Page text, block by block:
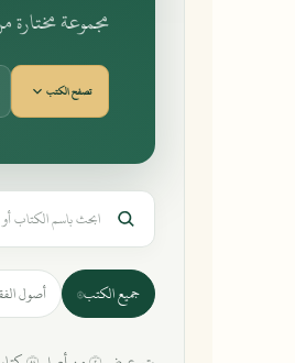
مجموعة
تصفح الكتب
جميع الكتب٤٨ أصول